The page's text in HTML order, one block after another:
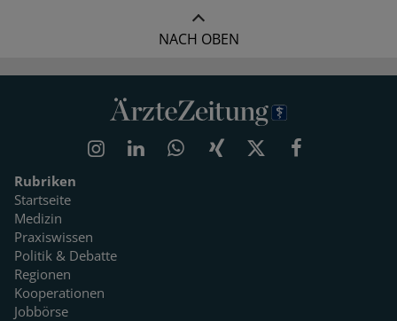
NACH OBEN
Rubriken
Startseite
Medizin
Praxiswissen
Politik & Debatte
Regionen
Kooperationen
Jobbörse